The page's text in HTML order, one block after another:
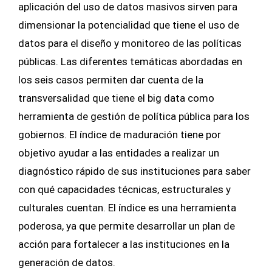
aplicación del uso de datos masivos sirven para
dimensionar la potencialidad que tiene el uso de
datos para el diseño y monitoreo de las políticas
públicas. Las diferentes temáticas abordadas en
los seis casos permiten dar cuenta de la
transversalidad que tiene el big data como
herramienta de gestión de política pública para los
gobiernos. El índice de maduración tiene por
objetivo ayudar a las entidades a realizar un
diagnóstico rápido de sus instituciones para saber
con qué capacidades técnicas, estructurales y
culturales cuentan. El índice es una herramienta
poderosa, ya que permite desarrollar un plan de
acción para fortalecer a las instituciones en la
generación de datos.